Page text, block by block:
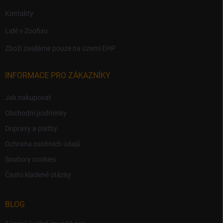
Kontakty
Lidé v Zoofixu
Zboží zasíláme pouze na území EHP
INFORMACE PRO ZÁKAZNÍKY
Jak nakupovat
Obchodní podmínky
Dopravy a platby
Ochrana osobních údajů
Soubory cookies
Často kladené otázky
BLOG